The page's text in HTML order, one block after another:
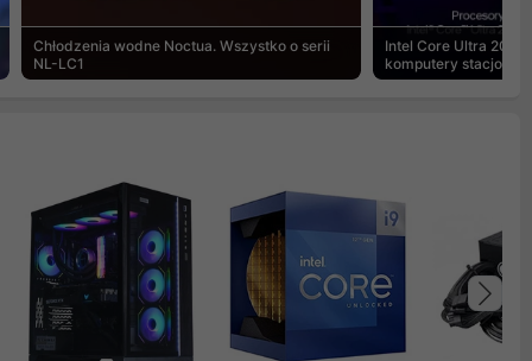
Chłodzenia wodne Noctua. Wszystko o serii
NL-LC1
Intel Core Ultra 200S
komputery